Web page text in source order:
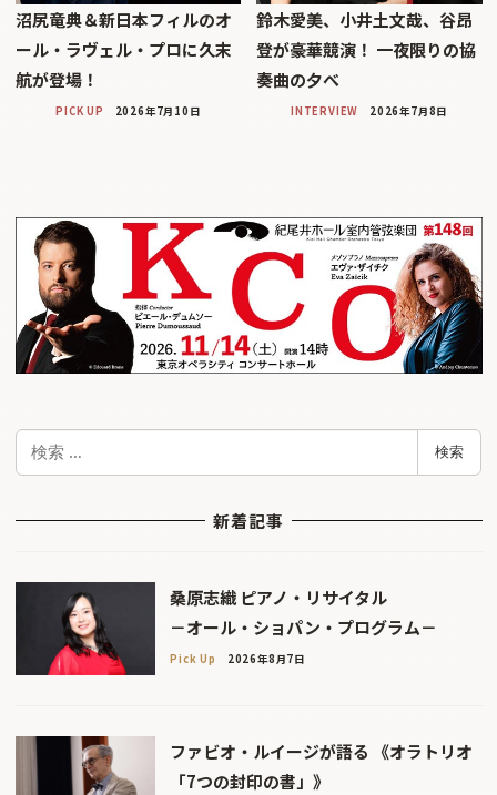
沼尻竜典＆新日本フィルのオ
ール・ラヴェル・プロに久末
航が登場！
PICK UP 2026年7月10日
鈴木愛美、小井土文哉、谷昂
登が豪華競演！ 一夜限りの協
奏曲の夕べ
INTERVIEW 2026年7月8日
検
検索
新着記事
桑原志織 ピアノ・リサイタル
－オール・ショパン・プログラム－
Pick Up 2026年8月7日
ファビオ・ルイージが語る 《オラトリオ
「7つの封印の書」》